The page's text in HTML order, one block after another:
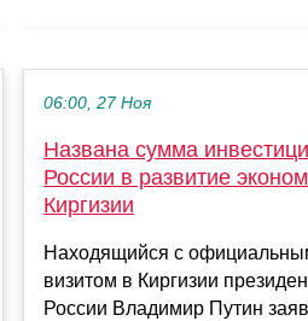
06:00, 27 Ноя
Названа сумма
России в развитие
Киргизии
Находящийся с
визитом в Киргизии
России Владимир Путин